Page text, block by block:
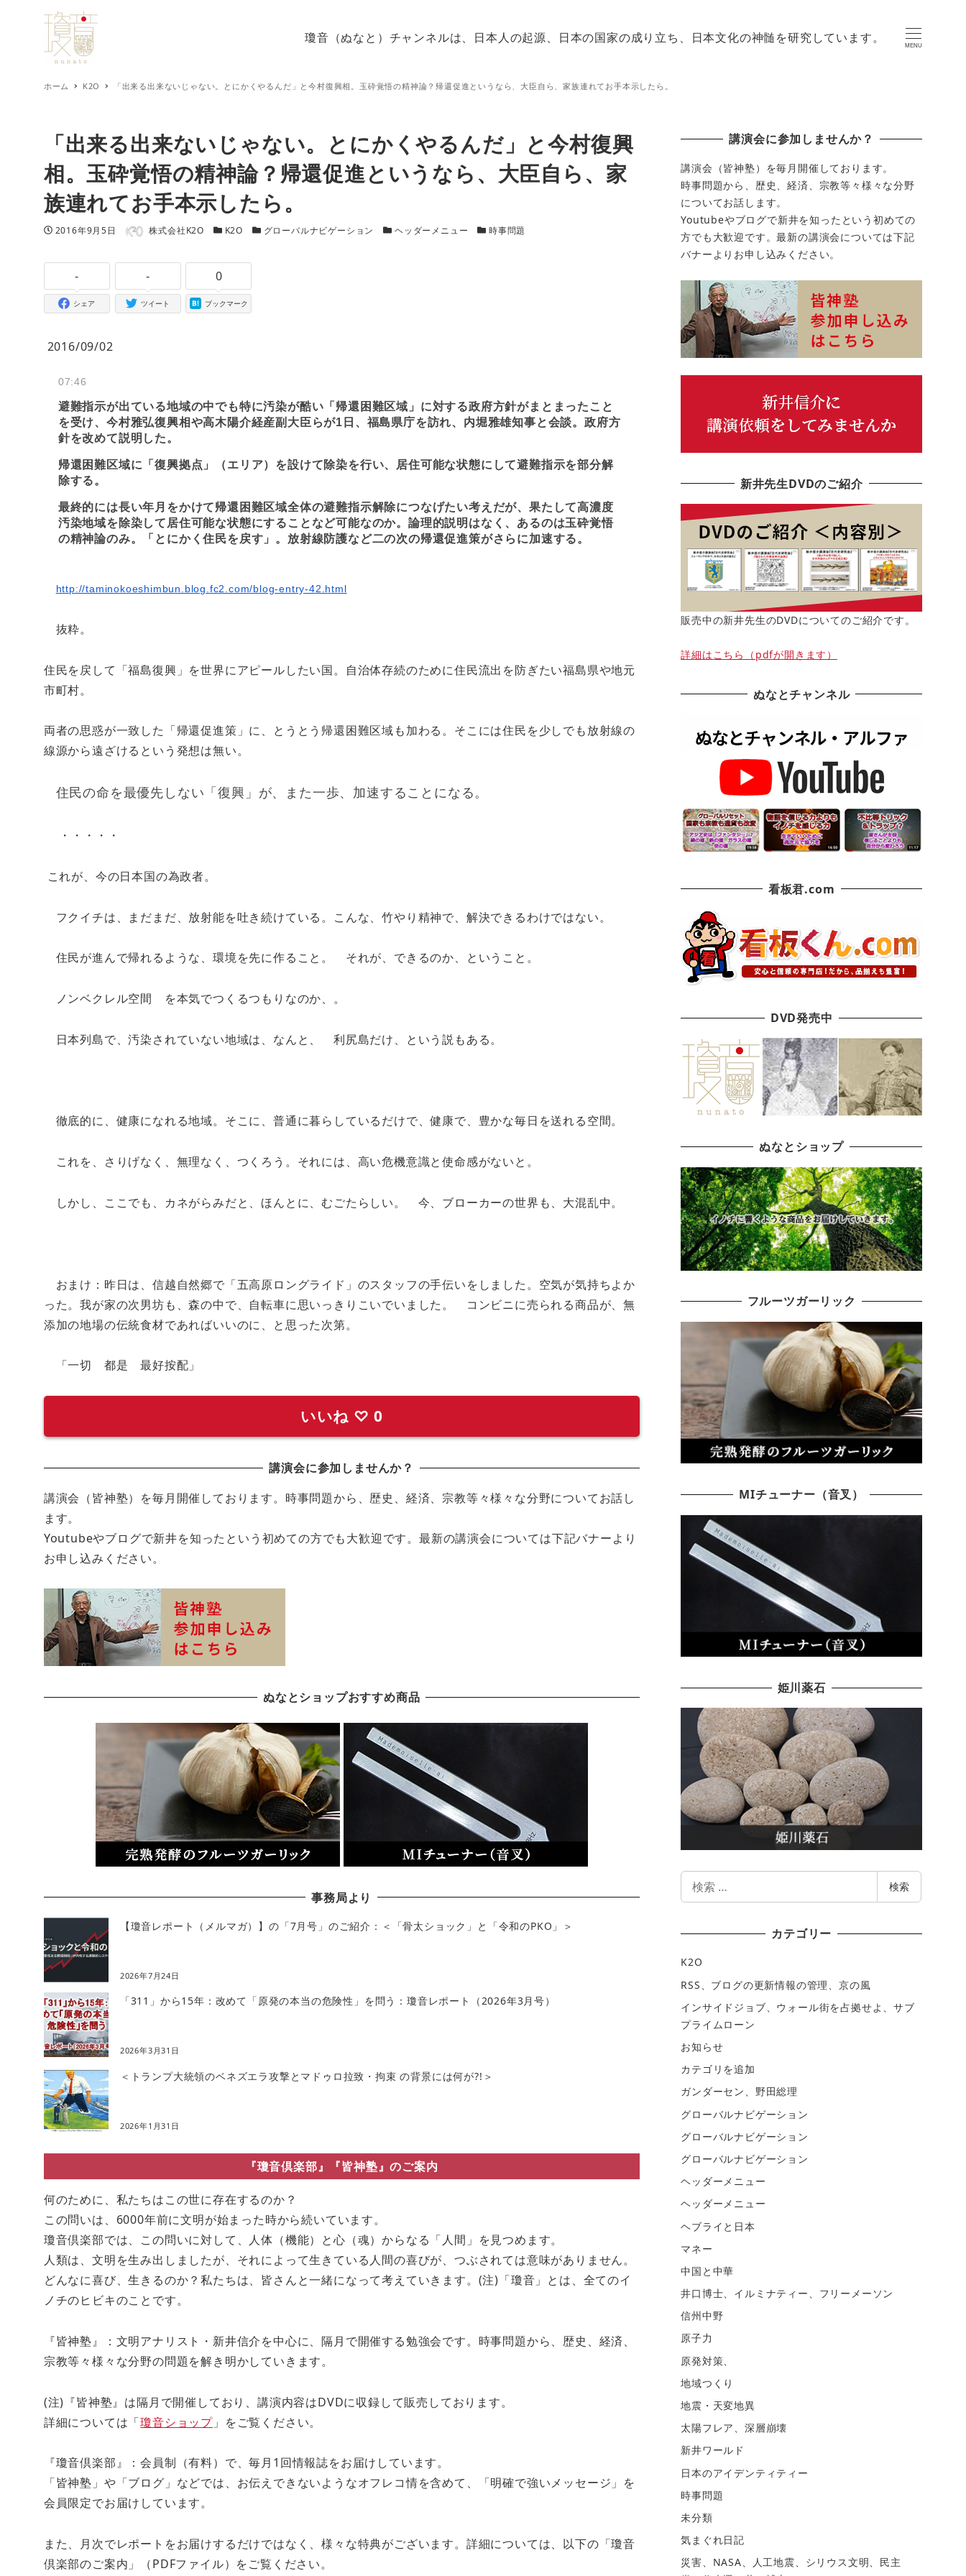
瓊音（ぬなと）チャンネルは、日本人の起源、日本の国家の成り立ち、日本文化の神髄を研究しています。
MENU
ホーム K2O 「出来る出来ないじゃない。とにかくやるんだ」と今村復興相。玉砕覚悟の精神論？帰還促進というなら、大臣自ら、家族連れてお手本示したら。
「出来る出来ないじゃない。とにかくやるんだ」と今村復興
相。玉砕覚悟の精神論？帰還促進というなら、大臣自ら、家
族連れてお手本示したら。
投稿日
2016年9月5日 著者 株式会社K2O カテゴリー
K2O カテゴリー
グローバルナビゲーション カテゴリー
ヘッダーメニュー カテゴリー
時事問題
-
シェア
-
ツイート
0
ブックマーク
2016/09/02
07:46
避難指示が出ている地域の中でも特に汚染が酷い「帰還困難区域」に対する政府方針がまとまったこと
を受け、今村雅弘復興相や高木陽介経産副大臣らが1日、福島県庁を訪れ、内堀雅雄知事と会談。政府方
針を改めて説明した。
帰還困難区域に「復興拠点」（エリア）を設けて除染を行い、居住可能な状態にして避難指示を部分解
除する。
最終的には長い年月をかけて帰還困難区域全体の避難指示解除につなげたい考えだが、果たして高濃度
汚染地域を除染して居住可能な状態にすることなど可能なのか。論理的説明はなく、あるのは玉砕覚悟
の精神論のみ。「とにかく住民を戻す」。放射線防護など二の次の帰還促進策がさらに加速する。
http://taminokoeshimbun.blog. fc2.com/blog-entry-42.html
抜粋。
住民を戻して「福島復興」を世界にアピールしたい国。自治体存続のために住民流出を防ぎたい福島県や地元
市町村。
両者の思惑が一致した「帰還促進策」に、とうとう帰還困難区域も加わる。そこには住民を少しでも放射線の
線源から遠ざけるという発想は無い。
住民の命を最優先しない「復興」が、また一歩、加速することになる。
・・・・・
これが、今の日本国の為政者。
フクイチは、まだまだ、放射能を吐き続けている。こんな、竹やり精神で、解決できるわけではない。
住民が進んで帰れるような、環境を先に作ること。 それが、できるのか、ということ。
ノンベクレル空間 を本気でつくるつもりなのか、。
日本列島で、汚染されていない地域は、なんと、 利尻島だけ、という説もある。
徹底的に、健康になれる地域。そこに、普通に暮らしているだけで、健康で、豊かな毎日を送れる空間。
これを、さりげなく、無理なく、つくろう。それには、高い危機意識と使命感がないと。
しかし、ここでも、カネがらみだと、ほんとに、むごたらしい。 今、ブローカーの世界も、大混乱中。
おまけ：昨日は、信越自然郷で「五高原ロングライド」のスタッフの手伝いをしました。空気が気持ちよか
った。我が家の次男坊も、森の中で、自転車に思いっきりこいでいました。 コンビニに売られる商品が、無
添加の地場の伝統食材であればいいのに、と思った次第。
「一切 都是 最好按配」
いいね ♡ 0
講演会に参加しませんか？
講演会（皆神塾）を毎月開催しております。時事問題から、歴史、経済、宗教等々様々な分野についてお話し
ます。
Youtubeやブログで新井を知ったという初めての方でも大歓迎です。最新の講演会については下記バナーより
お申し込みください。
ぬなとショップおすすめ商品
事務局より
【瓊音レポート（メルマガ）】の「7月号」のご紹介：＜「骨太ショック」と「令和のPKO」＞
2026年7月24日
「311」から15年：改めて「原発の本当の危険性」を問う：瓊音レポート（2026年3月号）
2026年3月31日
＜トランプ大統領のベネズエラ攻撃とマドゥロ拉致・拘束 の背景には何が?!＞
2026年1月31日
『瓊音倶楽部』『皆神塾』のご案内
何のために、私たちはこの世に存在するのか？
この問いは、6000年前に文明が始まった時から続いています。
瓊音倶楽部では、この問いに対して、人体（機能）と心（魂）からなる「人間」を見つめます。
人類は、文明を生み出しましたが、それによって生きている人間の喜びが、つぶされては意味がありません。
どんなに喜び、生きるのか？私たちは、皆さんと一緒になって考えていきます。(注)「瓊音」とは、全てのイ
ノチのヒビキのことです。
『皆神塾』：文明アナリスト・新井信介を中心に、隔月で開催する勉強会です。時事問題から、歴史、経済、
宗教等々様々な分野の問題を解き明かしていきます。
(注)『皆神塾』は隔月で開催しており、講演内容はDVDに収録して販売しております。
詳細については「瓊音ショップ 」をご覧ください。
『瓊音倶楽部』：会員制（有料）で、毎月1回情報誌をお届けしています。
「皆神塾」や「ブログ」などでは、お伝えできないようなオフレコ情を含めて、「明確で強いメッセージ」を
会員限定でお届けしています。
また、月次でレポートをお届けするだけではなく、様々な特典がございます。詳細については、以下の「瓊音
倶楽部のご案内」（PDFファイル）をご覧ください。
講演会に参加しませんか？
講演会（皆神塾）を毎月開催しております。
時事問題から、歴史、経済、宗教等々様々な分野
についてお話します。
Youtubeやブログで新井を知ったという初めての
方でも大歓迎です。最新の講演会については下記
バナーよりお申し込みください。
新井先生DVDのご紹介
販売中の新井先生のDVDについてのご紹介です。
詳細はこちら（pdfが開きます）
ぬなとチャンネル
看板君.com
DVD発売中
ぬなとショップ
フルーツガーリック
MIチューナー（音叉）
姫川薬石
検
検索
カテゴリー
K2O
RSS、ブログの更新情報の管理、京の風
インサイドジョブ、ウォール街を占拠せよ、サブ
プライムローン
お知らせ
カテゴリを追加
ガンダーセン、野田総理
グローバルナビゲーション
グローバルナビゲーション
グローバルナビゲーション
ヘッダーメニュー
ヘッダーメニュー
ヘブライと日本
マネー
中国と中華
井口博士、イルミナティー、フリーメーソン
信州中野
原子力
原発対策、
地域つくり
地震・天変地異
太陽フレア、深層崩壊
新井ワールド
日本のアイデンティティー
時事問題
未分類
気まぐれ日記
災害、NASA、人工地震、シリウス文明、民主